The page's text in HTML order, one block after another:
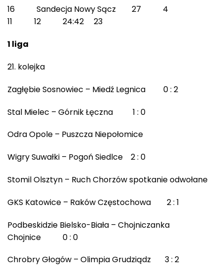
16 Sandecja Nowy Sącz 27 4
11 12 24:42 23
1 liga
kolejka
Zagłębie Sosnowiec – Miedź Legnica 0 : 2
Stal Mielec – Górnik Łęczna 1 : 0
Odra Opole – Puszcza Niepołomice
Wigry Suwałki – Pogoń Siedlce 2 : 0
Stomil Olsztyn – Ruch Chorzów spotkanie odwołane
GKS Katowice – Raków Częstochowa 2 : 1
Podbeskidzie Bielsko-Biała – Chojniczanka
Chojnice 0 : 0
Chrobry Głogów – Olimpia Grudziądz 3 : 2